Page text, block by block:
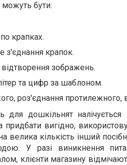
можуть бути:
крапках.
з'єднання крапок.
зображень.
та цифр за шаблоном.
роз'єднання протилежного,
для дошкільнят
вигідно,
велика кількість інший
У разі виникнення
клієнти магазину